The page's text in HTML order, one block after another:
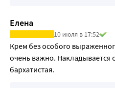
эффекта пленки.
Елена
10 июля в 17:52
Крем без особого
очень важно. Накладывается
бархатистая.